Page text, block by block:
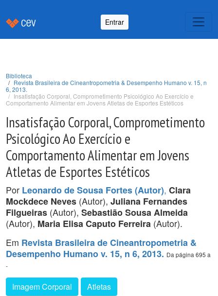
Entrar
Biblioteca
Revista Brasileira de Cineantropometria & Desempenho Humano v. 15, n
6, 2013.
Insatisfação Corporal, Comprometimento Psicológico Ao Exercício e
Comportamento Alimentar em Jovens Atletas de Esportes Estéticos
Insatisfação Corporal, Comprometimento
Psicológico Ao Exercício e
Comportamento Alimentar em Jovens
Atletas de Esportes Estéticos
Por Leonardo de Sousa Fortes (Autor), Clara
Mockdece Neves (Autor), Juliana Fernandes
Filgueiras (Autor), Sebastião Sousa Almeida
(Autor), Maria Elisa Caputo Ferreira (Autor).
Em Revista Brasileira de Cineantropometria &
Desempenho Humano v. 15, n 6, 2013. Da página 695 a
-
Imagem Corporal Atletas